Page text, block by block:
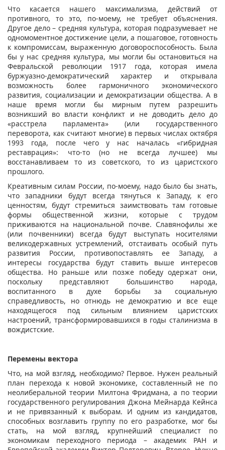
Что касается нашего максимализма, действий от
противного, то это, по-моему, не требует объяснения.
Другое дело – средняя культура, которая подразумевает не
одномоментное достижение цели, а пошаговое, готовность
к компромиссам, выраженную договороспособность. Была
бы у нас средняя культура, мы могли бы остановиться на
Февральской революции 1917 года, которая имела
буржуазно-демократический характер и открывала
возможность более гармоничного экономического
развития, социализации и демократизации общества. А в
наше время могли бы мирным путем разрешить
возникший во власти конфликт и не доводить дело до
«расстрела парламента» (или государственного
переворота, как считают многие) в первых числах октября
1993 года, после чего у нас началась «гибридная
реставрация»: что-то (но не всегда лучшее) мы
восстанавливаем то из советского, то из царистского
прошлого.
Креативным силам России, по-моему, надо было бы знать,
что западники будут всегда тянуться к Западу, к его
ценностям, будут стремиться заимствовать там готовые
формы общественной жизни, которые с трудом
приживаются на национальной почве. Славянофилы же
(или почвенники) всегда будут выступать носителями
великодержавных устремлений, отстаивать особый путь
развития России, противопоставлять ее Западу, а
интересы государства будут ставить выше интересов
общества. Но раньше или позже победу одержат они,
поскольку представляют большинство народа,
воспитанного в духе борьбы за социальную
справедливость, но отнюдь не демократию и все еще
находящегося под сильным влиянием царистских
настроений, трансформировавшихся в годы сталинизма в
вождистские.
Перемены вектора
Что, на мой взгляд, необходимо? Первое. Нужен реальный
план перехода к новой экономике, составленный не по
неолиберальной теории Милтона Фридмана, а по теории
государственного регулирования Джона Мейнарда Кейнса
и не привязанный к выборам. И одним из кандидатов,
способных возглавить группу по его разработке, мог бы
стать, на мой взгляд, крупнейший специалист по
экономикам переходного периода – академик РАН и